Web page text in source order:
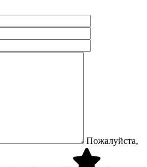
Пожалуйста,